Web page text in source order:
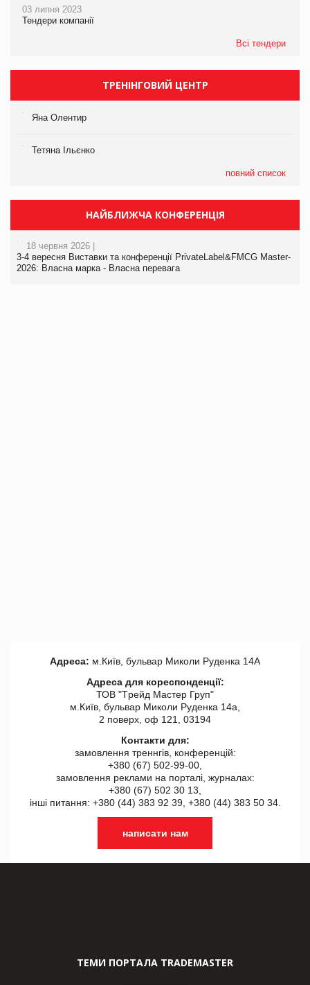
03 липня 2023
Тендери компанії
Всі тендери
ТРЕНІНГОВИЙ ЦЕНТР
Яна Олентир
Тетяна Ільєнко
повний список
НАЙБЛИЖЧА КОНФЕРЕНЦІЯ
18 червня 2026 |
3-4 вересня Виставки та конференції PrivateLabel&FMCG Master-
2026: Власна марка - Власна перевага
Адреса: м.Київ, бульвар Миколи Руденка 14А
Адреса для кореспонденції:
ТОВ "Tрейд Мастер Груп"
м.Київ, бульвар Миколи Руденка 14а,
2 поверх, оф 121, 03194
Контакти для:
замовлення треннгів, конференцій:
+380 (67) 502-99-00,
замовлення реклами на порталі, журналах:
+380 (67) 502 30 13,
інші питання: +380 (44) 383 92 39, +380 (44) 383 50 34.
написати нам
ТЕМИ ПОРТАЛА TRADEMASTER